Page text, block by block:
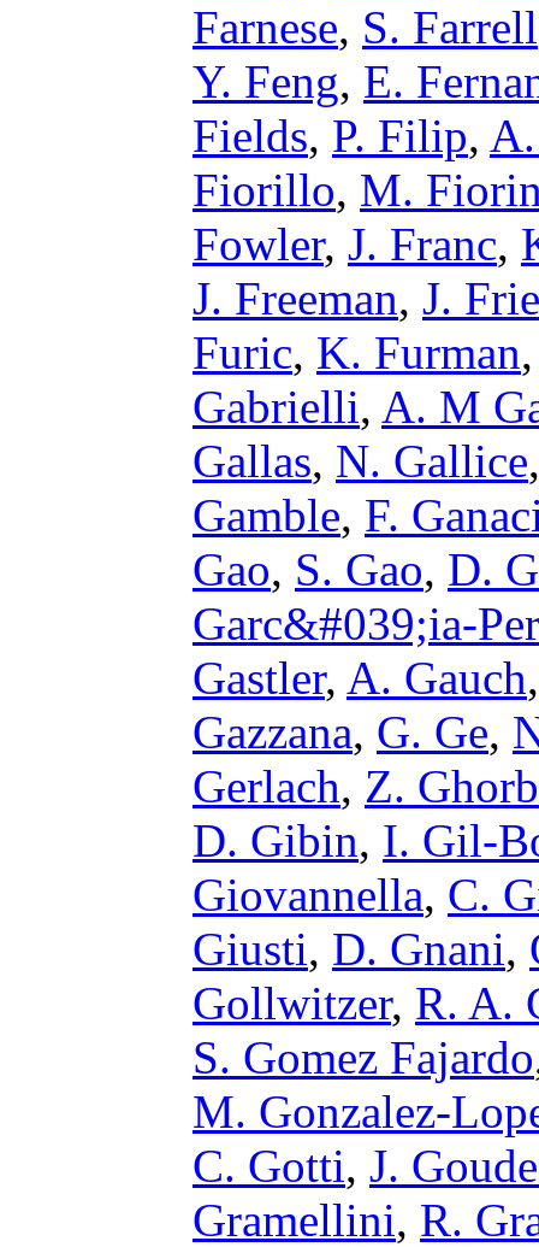
Farnese, S. Farrell
Y. Feng, E.
Fields, P. Filip,
Fiorillo, M.
Fowler, J. Franc,
J. Freeman, J.
Furic, K. Furman
Gabrielli, A. M
Gallas, N. Gallice
Gamble, F.
Gao, S. Gao, D.
Garc&#039;ia-
Gastler, A. Gauch
Gazzana, G. Ge,
Gerlach, Z.
D. Gibin, I. Gil-
Giovannella, C.
Giusti, D. Gnani,
Gollwitzer, R. A.
S. Gomez Fajardo
M. Gonzalez-
C. Gotti, J.
Gramellini, R.